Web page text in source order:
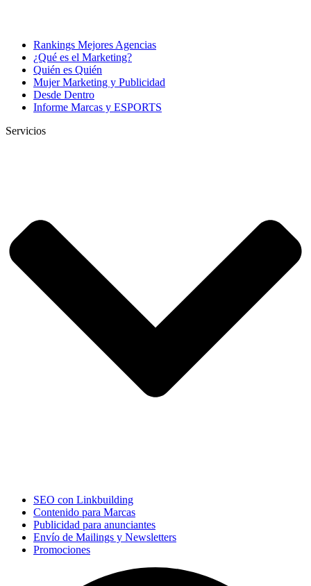
Rankings Mejores Agencias
¿Qué es el Marketing?
Quién es Quién
Mujer Marketing y Publicidad
Desde Dentro
Informe Marcas y ESPORTS
Servicios
SEO con Linkbuilding
Contenido para Marcas
Publicidad para anunciantes
Envío de Mailings y Newsletters
Promociones